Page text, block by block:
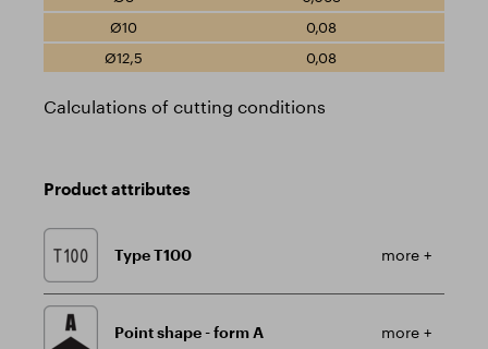
0,08
0,08
Calculations of cutting conditions
Product attributes
Type T100 more +
Point shape - form A more +